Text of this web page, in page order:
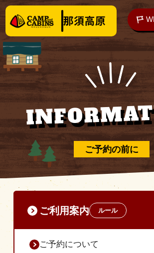
泊まる
楽しむ
アクセス
ご予約の前に
ご利用案内 ルール
ご予約について